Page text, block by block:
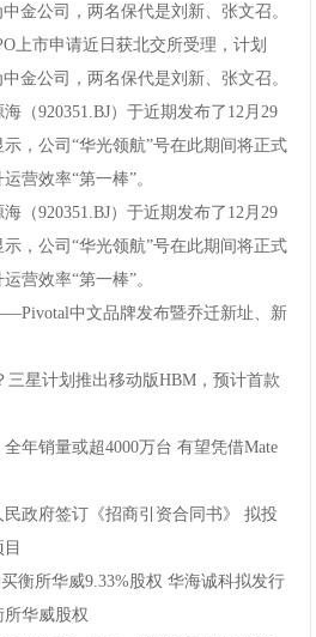
金公司，两名保代是刘新、张文召。
市申请近日获北交所受理，计划
金公司，两名保代是刘新、张文召。
920351.BJ）于近期发布了12月29
，公司“华光领航”号在此期间将正式
营效率“第一棒”。
920351.BJ）于近期发布了12月29
，公司“华光领航”号在此期间将正式
营效率“第一棒”。
中文品牌发布暨乔迁新址、新
星计划推出移动版HBM，预计首款
销量或超4000万台有望凭借Mate
政府签订《招商引资合同书》拟投
所华威9.33%股权华海诚科拟发行
华威股权